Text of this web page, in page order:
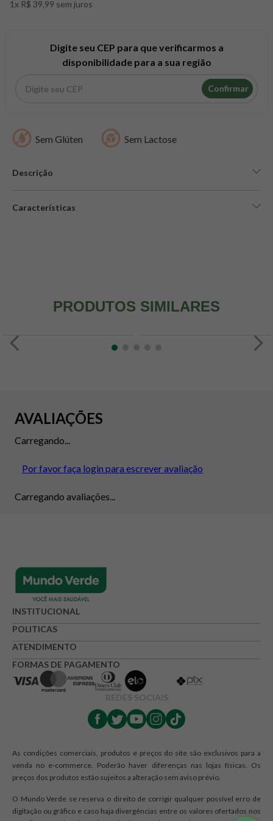
1x R$ 39,99 sem juros
Digite seu CEP para que verificarmos a
disponibilidade para a sua região
Confirmar
Sem Glúten Sem Lactose
Descrição
Características
PRODUTOS SIMILARES
AVALIAÇÕES
Carregando...
Por favor faça login para escrever avaliação
Carregando avaliações...
INSTITUCIONAL
POLITICAS
ATENDIMENTO
FORMAS DE PAGAMENTO
REDES SOCIAIS
As condições comerciais, produtos e preços do site são exclusivos para a
venda no e-commerce. Poderão haver diferenças nas lojas físicas. Os
preços dos produtos estão sujeitos a alteração sem aviso prévio.
O Mundo Verde se reserva o direito de corrigir qualquer possível erro de
digitação ou gráfico e caso haja divergências entre os valores ofertados nos
8º maca peruana
creatina mundo verde